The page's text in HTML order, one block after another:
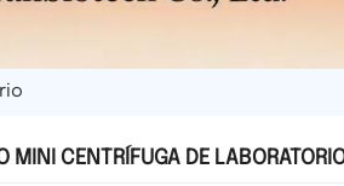
MINI CENTRÍFUGA DE